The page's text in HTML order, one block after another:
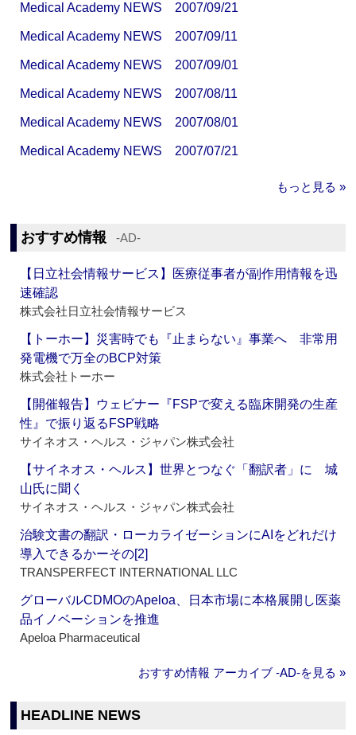
Medical Academy NEWS 2007/09/21
Medical Academy NEWS 2007/09/11
Medical Academy NEWS 2007/09/01
Medical Academy NEWS 2007/08/11
Medical Academy NEWS 2007/08/01
Medical Academy NEWS 2007/07/21
もっと見る »
おすすめ情報 ‐AD‐
【日立社会情報サービス】医療従事者が副作用情報を迅
速確認
株式会社日立社会情報サービス
【トーホー】災害時でも『止まらない』事業へ 非常用
発電機で万全のBCP対策
株式会社トーホー
【開催報告】ウェビナー『FSPで変える臨床開発の生産
性』で振り返るFSP戦略
サイネオス・ヘルス・ジャパン株式会社
【サイネオス・ヘルス】世界とつなぐ「翻訳者」に 城
山氏に聞く
サイネオス・ヘルス・ジャパン株式会社
治験文書の翻訳・ローカライゼーションにAIをどれだけ
導入できるかーその[2]
TRANSPERFECT INTERNATIONAL LLC
グローバルCDMOのApeloa、日本市場に本格展開し医薬
品イノベーションを推進
Apeloa Pharmaceutical
おすすめ情報 アーカイブ ‐AD‐を見る »
HEADLINE NEWS